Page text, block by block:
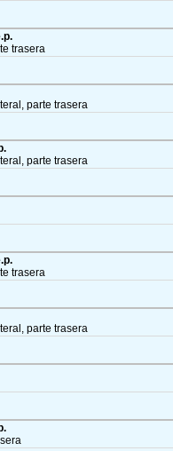
trasera
parte trasera
parte trasera
trasera
parte trasera